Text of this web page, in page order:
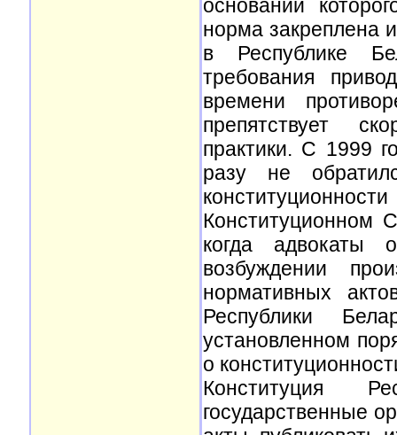
основании
норма закреплена
в Республике
требования
времени
препятствует
практики. С 1999
разу не
Конституционном
когда адвокаты
возбуждении
нормативных
Республики
установленном
о
Конституция
государственные